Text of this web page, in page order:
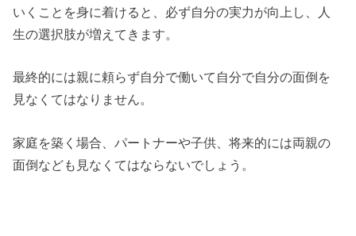
いくことを身に着けると、必ず自分の実力が向上し、人
生の選択肢が増えてきます。
最終的には親に頼らず自分で働いて自分で自分の面倒を
見なくてはなりません。
家庭を築く場合、パートナーや子供、将来的には両親の
面倒なども見なくてはならないでしょう。